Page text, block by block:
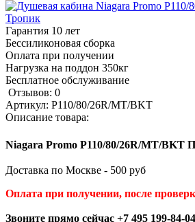
Гарантия 10 лет
Бессиликоновая сборка
Оплата при получении
Нагрузка на поддон 350кг
Бесплатное обслуживание
Отзывов: 0
Артикул: P110/80/26R/MT/BKT
Описание товара:
Niagara Promo P110/80/26R/MT/BKT
Доставка по Москве - 500 руб
Оплата при получении, после
Звоните прямо сейчас +7 495 199-84-04